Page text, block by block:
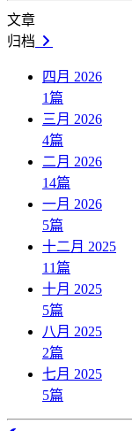
文章
归档
四月 2026
1篇
三月 2026
4篇
二月 2026
14篇
一月 2026
5篇
十二月 2025
11篇
十月 2025
5篇
八月 2025
2篇
七月 2025
5篇